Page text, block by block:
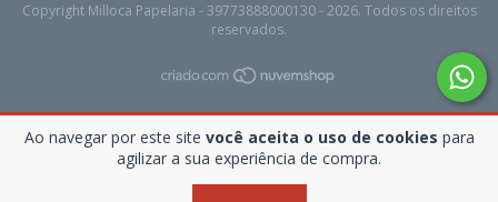
Ao navegar por este site você aceita o uso de cookies para
agilizar a sua experiência de compra.
Copyright Milloca Papelaria - 39773888000130 - 2026. Todos os direitos
reservados.